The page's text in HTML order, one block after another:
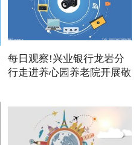
每日观察!兴业银行龙岩分
行走进养心园养老院开展敬